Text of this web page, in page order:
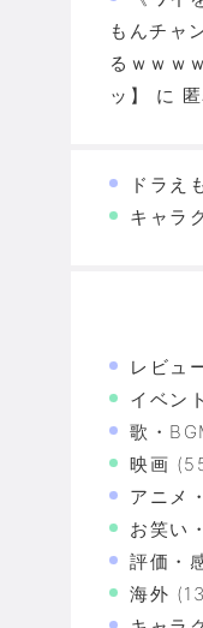
もんチャ
るｗｗｗ
ッ】
に
ドラえ
キャラ
レビュ
イベント
歌・
映画
アニメ
お笑い
評価・
海外